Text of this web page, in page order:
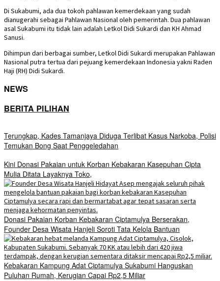
Di Sukabumi, ada dua tokoh pahlawan kemerdekaan yang sudah
dianugerahi sebagai Pahlawan Nasional oleh pemerintah. Dua pahlawan
asal Sukabumi itu tidak lain adalah Letkol Didi Sukardi dan KH Ahmad
Sanusi.
Dihimpun dari berbagai sumber, Letkol Didi Sukardi merupakan Pahlawan
Nasional putra tertua dari pejuang kemerdekaan Indonesia yakni Raden
Haji (RH) Didi Sukardi.
NEWS
BERITA PILIHAN
Terungkap, Kades Tamanjaya Diduga Terlibat Kasus Narkoba, Polisi
Temukan Bong Saat Penggeledahan
Kini Donasi Pakaian untuk Korban Kebakaran Kasepuhan Cipta
Mulia Ditata Layaknya Toko,
Donasi Pakaian Korban Kebakaran Ciptamulya Berserakan,
Founder Desa Wisata Hanjeli Soroti Tata Kelola Bantuan
Kebakaran Kampung Adat Ciptamulya Sukabumi Hanguskan
Puluhan Rumah, Kerugian Capai Rp2,5 Miliar